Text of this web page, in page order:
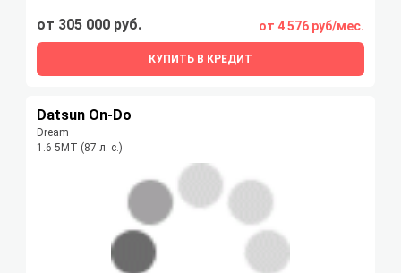
от 305 000 руб. от 4 576 руб/мес.
КУПИТЬ В КРЕДИТ
Datsun On-Do
Dream
1.6 5MT (87 л. с.)